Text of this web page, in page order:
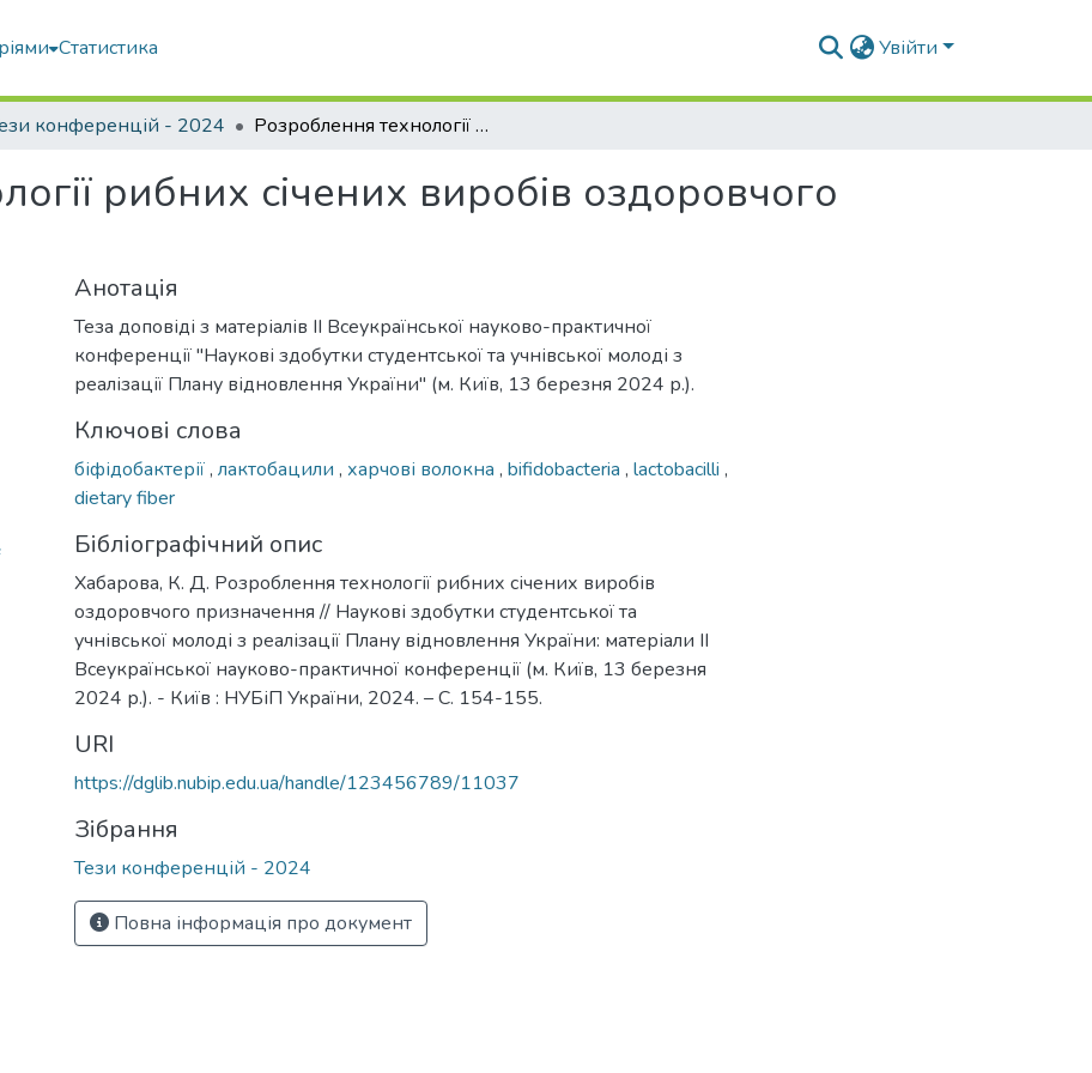
Статистика Увійти
конференцій - 2024 Розроблення технології рибних січених виробів оздоровчого призначення
рибних січених виробів оздоровчого
Анотація
Теза доповіді з матеріалів ІІ Всеукраїнської науково-практичної
конференції "Наукові здобутки студентської та учнівської молоді з
реалізації Плану відновлення України" (м. Київ, 13 березня 2024 р.).
Ключові слова
біфідобактерії, лактобацили , харчові волокна , bifidobacteria , lactobacilli ,
dietary fiber
Бібліографічний опис
Хабарова, К. Д. Розроблення технології рибних січених виробів
оздоровчого призначення // Наукові здобутки студентської та
учнівської молоді з реалізації Плану відновлення України: матеріали ІІ
Всеукраїнської науково-практичної конференції (м. Київ, 13 березня
2024 р.). - Київ : НУБіП України, 2024. – С. 154-155.
URI
https://dglib.nubip.edu.ua/handle/123456789/11037
Зібрання
Тези конференцій - 2024
Повна інформація про документ